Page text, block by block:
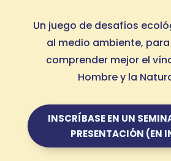
Un juego de desafíos
al medio ambiente,
comprender mejor el
Hombre y la
INSCRÍBASE EN UN
PRESENTACIÓN (EN